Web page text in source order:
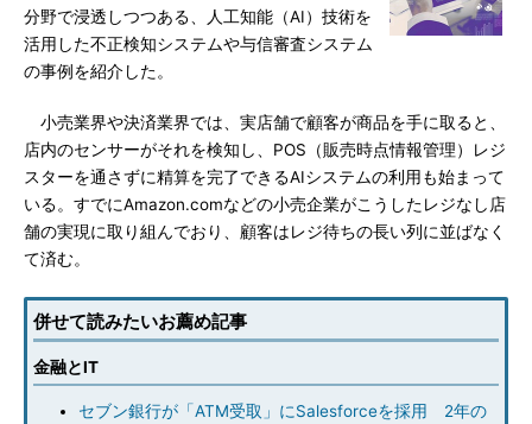
分野で浸透しつつある、人工知能（AI）技術を
活用した不正検知システムや与信審査システム
の事例を紹介した。
小売業界や決済業界では、実店舗で顧客が商品を手に取ると、
店内のセンサーがそれを検知し、POS（販売時点情報管理）レジ
スターを通さずに精算を完了できるAIシステムの利用も始まって
いる。すでにAmazon.comなどの小売企業がこうしたレジなし店
舗の実現に取り組んでおり、顧客はレジ待ちの長い列に並ばなく
て済む。
併せて読みたいお薦め記事
金融とIT
セブン銀行が「ATM受取」にSalesforceを採用 2年の